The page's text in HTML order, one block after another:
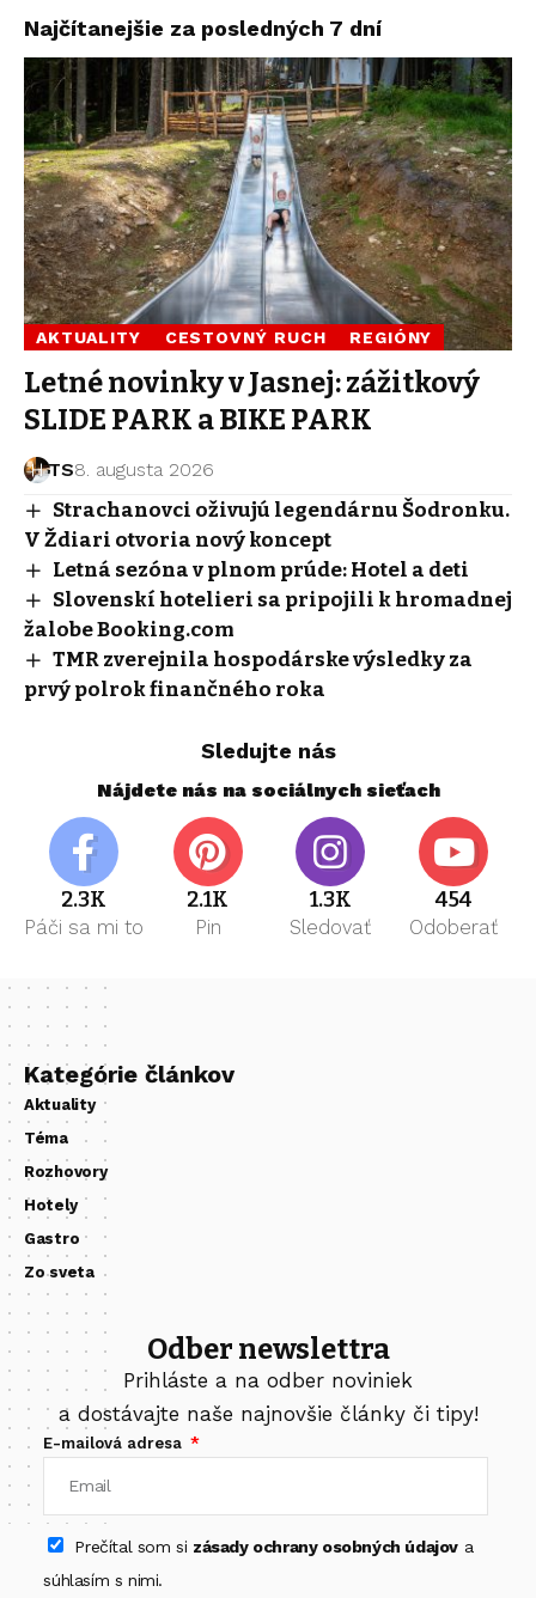
Najčítanejšie za posledných 7 dní
AKTUALITY CESTOVNÝ RUCH REGIÓNY
Letné novinky v Jasnej: zážitkový
SLIDE PARK a BIKE PARK
TS8. augusta 2026
Strachanovci oživujú legendárnu Šodronku.
V Ždiari otvoria nový koncept
Letná sezóna v plnom prúde: Hotel a deti
Slovenskí hotelieri sa pripojili k hromadnej
žalobe Booking.com
TMR zverejnila hospodárske výsledky za
prvý polrok finančného roka
Sledujte nás
Nájdete nás na sociálnych sieťach
2.3K
Páči sa mi to
2.1K
Pin
1.3K
Sledovať
454
Odoberať
Kategórie článkov
Aktuality
Téma
Rozhovory
Hotely
Gastro
Zo sveta
Odber newslettra
Prihláste a na odber noviniek
a dostávajte naše najnovšie články či tipy!
E-mailová adresa
Prečítal som si zásady ochrany osobných údajova
súhlasím s nimi.